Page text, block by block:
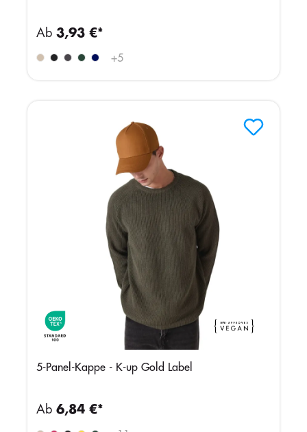
+5
Ab 3,93 €*
5-Panel-Kappe - K-up Gold Label
Ab 6,84 €*